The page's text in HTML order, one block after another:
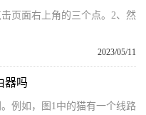
页面右上角的三个点。2、然
2023/05/11
器吗
例如，图1中的猫有一个线路